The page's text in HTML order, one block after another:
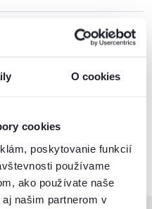
O cookies
cookies
poskytovanie funkcií
používame
ako používate naše
našim partnerom v
informácie?